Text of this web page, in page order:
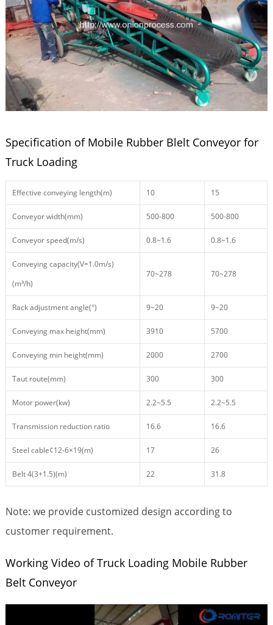
Specification of Mobile Rubber Blelt Conveyor for
Truck Loading
Effective conveying length(m) 10 15
Conveyor width(mm) 500-800 500-800
Conveyor speed(m/s) 0.8~1.6 0.8~1.6
Conveying capacity(V=1.0m/s)
(m³/h)
70~278 70~278
Rack adjustment angle(°) 9~20 9~20
Conveying max height(mm) 3910 5700
Conveying min height(mm) 2000 2700
Taut route(mm) 300 300
Motor power(kw) 2.2~5.5 2.2~5.5
Transmission reduction ratio 16.6 16.6
Steel cable¢12-6×19(m) 17 26
Belt 4(3+1.5)(m) 22 31.8
Note: we provide customized design according to
customer requirement.
Working Video of Truck Loading Mobile Rubber
Belt Conveyor